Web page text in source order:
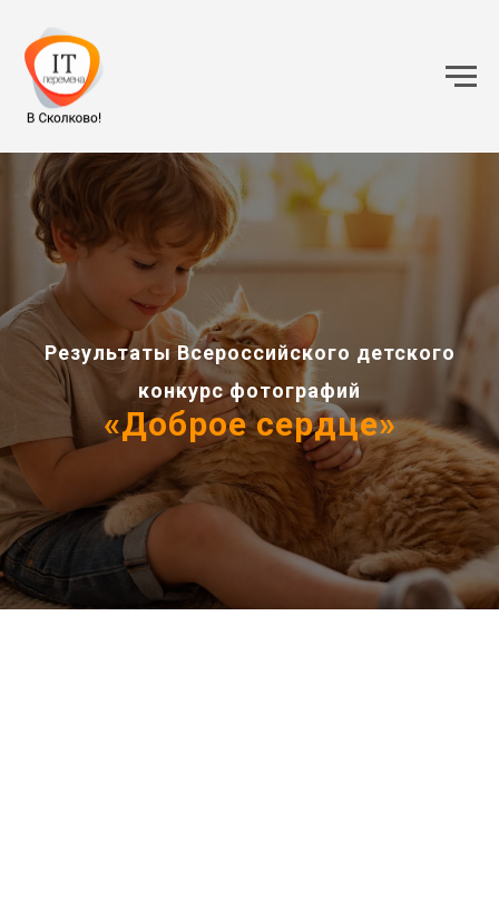
Результаты Всероссийского детского
конкурс фотографий
«Доброе сердце»